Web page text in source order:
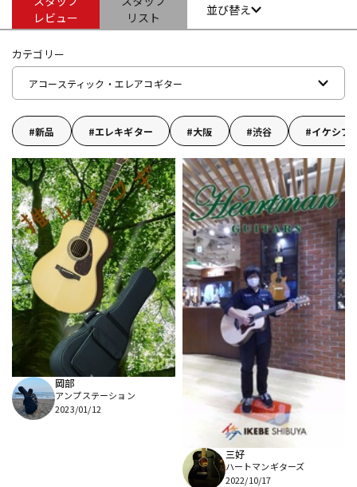
管楽器 その他楽器
アンプ エフェクター
DJ機器 DTM
DTM オンライン納品 レコーディング機器
配信/ライブ機器 楽器アクセサリ
中古 ヴィンテージ
レビュー
リスト
並び替え
カテゴリー
アコースティック・エレアコギター
新品 エレキギター 大阪 渋谷 イケシブ
岡部
アンプステーション
2023/01/12
三好
ハートマンギターズ
2022/10/17